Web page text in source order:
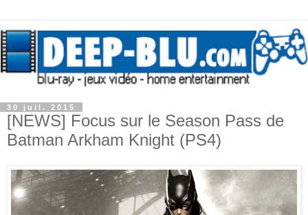
30 juil. 2015
[NEWS] Focus sur le Season Pass de
Batman Arkham Knight (PS4)